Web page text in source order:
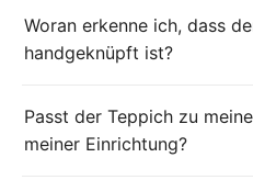
Woran erkenne ich, dass
handgeknüpft ist?
Passt der Teppich zu
meiner Einrichtung?